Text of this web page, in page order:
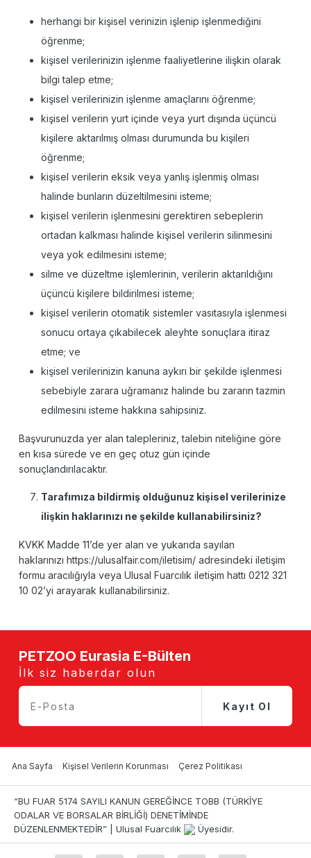
herhangi bir kişisel verinizin işlenip işlenmediğini
öğrenme;
kişisel verilerinizin işlenme faaliyetlerine ilişkin olarak
bilgi talep etme;
kişisel verilerinizin işlenme amaçlarını öğrenme;
kişisel verilerin yurt içinde veya yurt dışında üçüncü
kişilere aktarılmış olması durumunda bu kişileri
öğrenme;
kişisel verilerin eksik veya yanlış işlenmiş olması
halinde bunların düzeltilmesini isteme;
kişisel verilerin işlenmesini gerektiren sebeplerin
ortadan kalkması halinde kişisel verilerin silinmesini
veya yok edilmesini isteme;
silme ve düzeltme işlemlerinin, verilerin aktarıldığını
üçüncü kişilere bildirilmesi isteme;
kişisel verilerin otomatik sistemler vasıtasıyla işlenmesi
sonucu ortaya çıkabilecek aleyhte sonuçlara itiraz
etme; ve
kişisel verilerinizin kanuna aykırı bir şekilde işlenmesi
sebebiyle zarara uğramanız halinde bu zararın tazmin
edilmesini isteme hakkına sahipsiniz.
Başvurunuzda yer alan talepleriniz, talebin niteliğine göre
en kısa sürede ve en geç otuz gün içinde
sonuçlandırılacaktır.
Tarafımıza bildirmiş olduğunuz kişisel verilerinize
ilişkin haklarınızı ne şekilde kullanabilirsiniz?
KVKK Madde 11’de yer alan ve yukarıda sayılan
haklarınızı https://ulusalfair.com/iletisim/ adresindeki iletişim
formu aracılığıyla veya Ulusal Fuarcılık iletişim hattı 0212 321
10 02’yi arayarak kullanabilirsiniz.
PETZOO Eurasia E-Bülten
İlk siz haberdar olun
Kayıt Ol
Ana Sayfa Kişisel Verilerin Korunması Çerez Politikası
“BU FUAR 5174 SAYILI KANUN GEREĞİNCE TOBB (TÜRKİYE
ODALAR VE BORSALAR BİRLİĞİ) DENETİMİNDE
DÜZENLENMEKTEDİR” | Ulusal Fuarcılık
Üyesidir.